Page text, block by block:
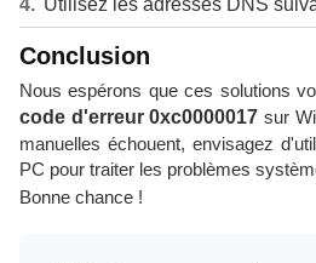
Utilisez les adresses DNS
Conclusion
Nous espérons que ces solutions
code d'erreur 0xc0000017 sur
manuelles échouent, envisagez
PC pour traiter les problèmes
Bonne chance !